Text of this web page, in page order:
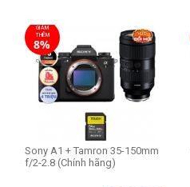
GIẢM
THÊM
8%
Sony A1 + Tamron 35-150mm
f/2-2.8 (Chính hãng)